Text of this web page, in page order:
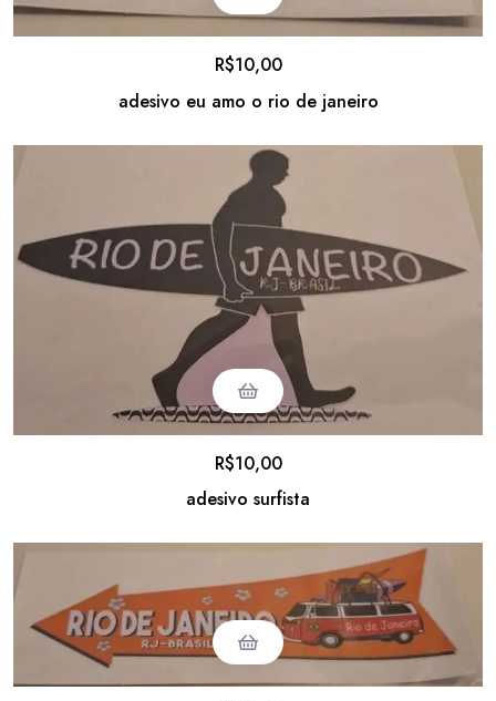
adesivo eu amo o rio de janeiro
R$10,00
adesivo surfista
R$10,00